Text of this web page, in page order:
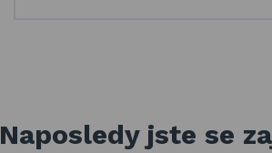
Naposledy jste se